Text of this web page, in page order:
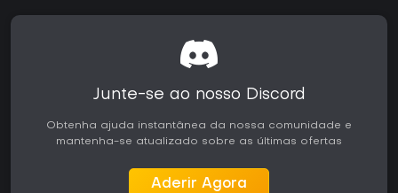
Junte-se ao nosso Discord
Obtenha ajuda instantânea da nossa comunidade e
mantenha-se atualizado sobre as últimas ofertas
Aderir Agora